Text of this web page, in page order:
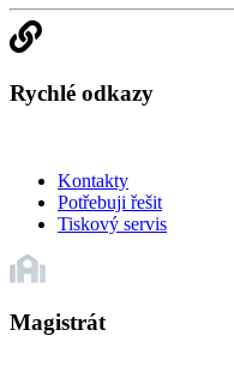
Rychlé odkazy
Kontakty
Potřebuji řešit
Tiskový servis
Magistrát